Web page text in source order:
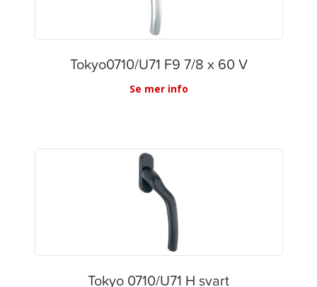
Tokyo0710/U71 F9 7/8 x 60 V
Se mer info
Tokyo 0710/U71 H svart